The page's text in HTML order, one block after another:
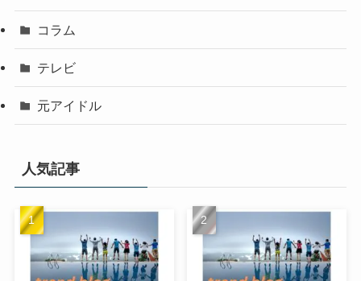
コラム
テレビ
元アイドル
人気記事